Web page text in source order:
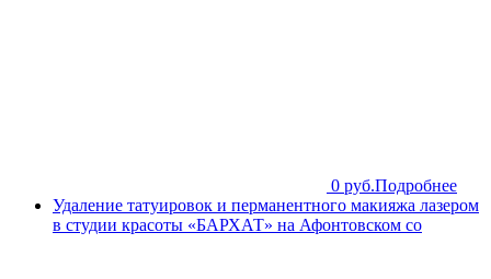
0 руб.Подробнее
Удаление татуировок и перманентного макияжа лазером
в студии красоты «БАРХАТ» на Афонтовском со